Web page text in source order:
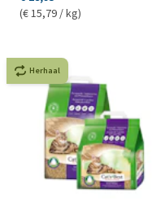
(€ 15,79 / kg)
Herhaal